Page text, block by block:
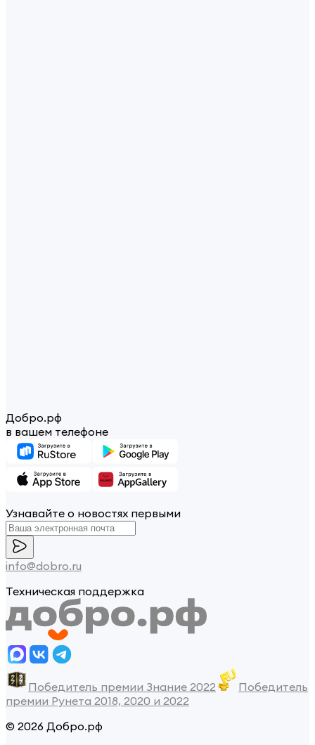
Добро.рф
в вашем телефоне
Узнавайте о новостях первыми
info@dobro.ru
Техническая поддержка
Победитель премии Знание 2022
Победитель
премии Рунета 2018, 2020 и 2022
© 2026 Добро.рф